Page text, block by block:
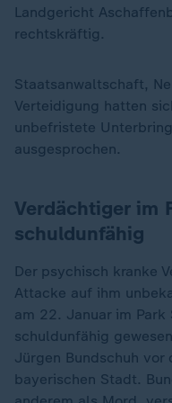
Landgericht
rechtskräftig.
Staatsanwaltschaft,
Verteidigung hatten
unbefristete
ausgesprochen.
Verdächtiger im
schuldunfähig
Der psychisch kranke
Attacke auf ihm
am 22. Januar im
schuldunfähig
Jürgen Bundschuh vor
bayerischen Stadt.